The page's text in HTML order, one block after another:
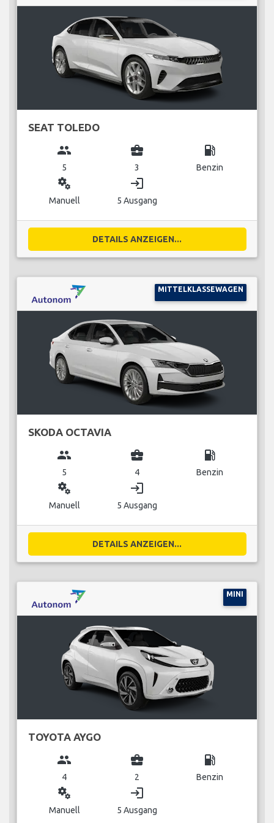
SEAT TOLEDO
group
5
business_center
3
local_gas_station
Benzin
miscellaneous_services
Manuell
login
5 Ausgang
DETAILS ANZEIGEN...
MITTELKLASSEWAGEN
SKODA OCTAVIA
group
5
business_center
4
local_gas_station
Benzin
miscellaneous_services
Manuell
login
5 Ausgang
DETAILS ANZEIGEN...
MINI
TOYOTA AYGO
group
4
business_center
2
local_gas_station
Benzin
miscellaneous_services
Manuell
login
5 Ausgang